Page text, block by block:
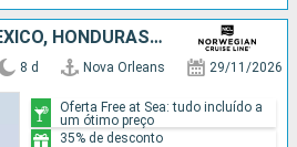
ESTADOS UNIDOS, MÉXICO, HONDURAS, BELIZE
8 d Nova Orleans 29/11/2026
Oferta Free at Sea: tudo incluído a
um ótimo preço
35% de desconto